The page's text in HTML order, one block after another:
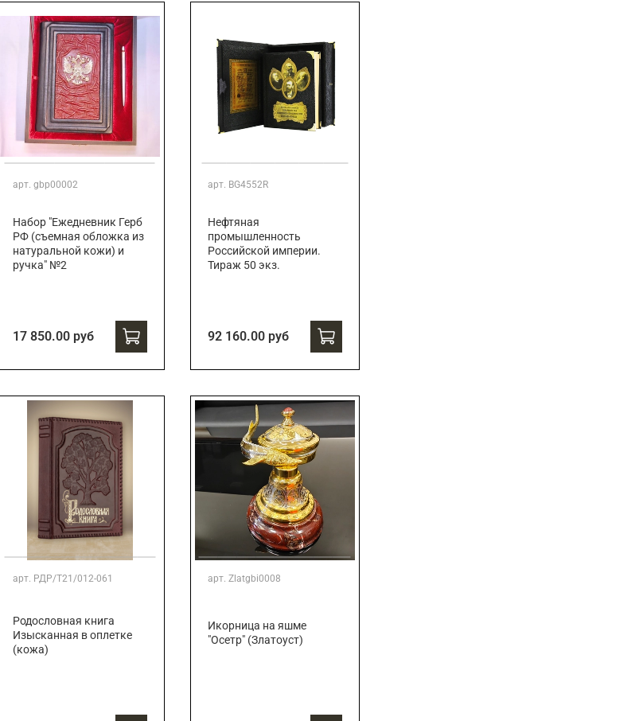
арт. gbp00002
Набор "Ежедневник Герб
РФ (съемная обложка из
натуральной кожи) и
ручка" №2
17 850.00 руб
арт. BG4552R
Нефтяная
промышленность
Российской империи.
Тираж 50 экз.
92 160.00 руб
арт. РДР/Т21/012-061
Родословная книга
Изысканная в оплетке
(кожа)
арт. Zlatgbi0008
Икорница на яшме
"Осетр" (Златоуст)